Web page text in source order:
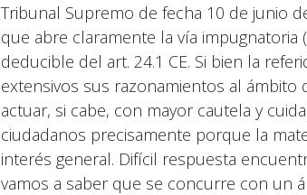
Tribunal Supremo de fecha 10 de junio
que abre claramente la vía
deducible del art. 24.1 CE. Si bien la
extensivos sus razonamientos al
actuar, si cabe, con mayor cautela y
ciudadanos precisamente porque la
interés general. Difícil respuesta
vamos a saber que se concurre con un